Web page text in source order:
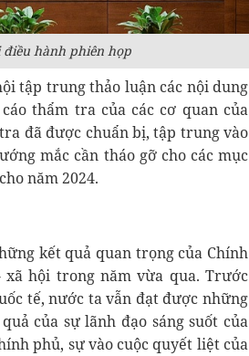
điều hành phiên họp
tập trung thảo luận các nội dung
thẩm tra của các cơ quan của
đã được chuẩn bị, tập trung vào
mắc cần tháo gỡ cho các mục
năm 2024.
kết quả quan trọng của Chính
hội trong năm vừa qua. Trước
tế, nước ta vẫn đạt được những
của sự lãnh đạo sáng suốt của
phủ, sự vào cuộc quyết liệt của